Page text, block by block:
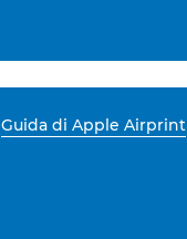
Guida di Apple Airprint